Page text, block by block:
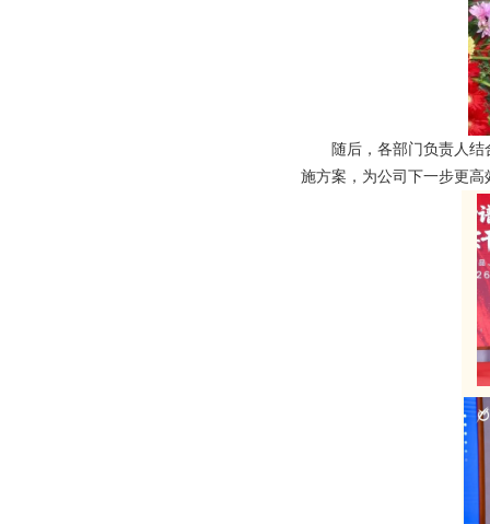
随后，各部门负责人
施方案，为公司下一步更高